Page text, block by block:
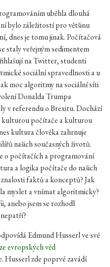
uběhla dlouhá
bylo záležitostí pro většinu
dnes je tomu jinak. Počítačová
staly veřejným sedimentem
na Twitter, studenti
sociální spravedlnosti a u
moc algoritmy na sociální síti
Donalda Trumpa
v referendu o Brexitu. Dochází
kulturou počítače a kulturou
kultura člověka zahrnuje
našich současných životů.
o počítačích a programování
a logika počítače do našich
faktů a konceptů? Jak
myslet a vnímat algoritmicky?
anebo jsem se rozhodl
Edmund Husserl ve své
evropských věd
. Husserl zde poprvé zavádí